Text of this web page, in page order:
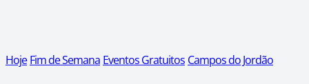
Hoje Fim de Semana Eventos Gratuitos Campos do Jordão